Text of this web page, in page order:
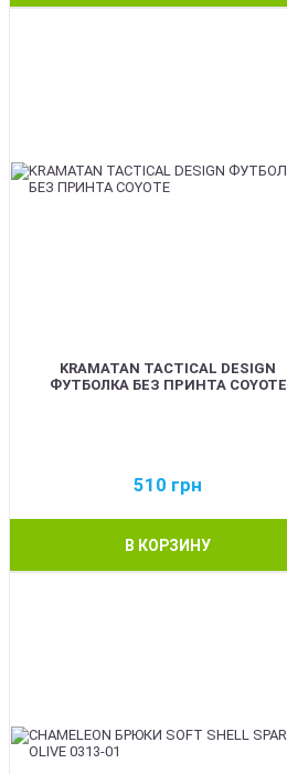
KRAMATAN TACTICAL DESIGN
ФУТБОЛКА БЕЗ ПРИНТА COYOTE
510 грн
В КОРЗИНУ